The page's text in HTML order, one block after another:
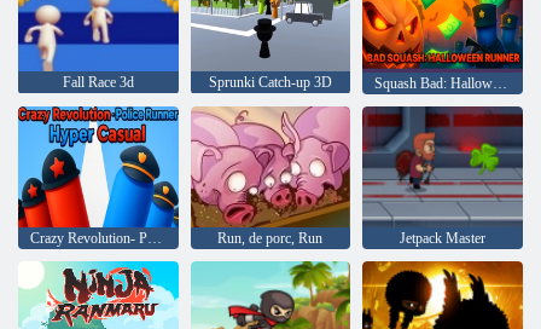
Fall Race 3d Sprunki Catch-up 3D Squash Bad: Halloween Runner
Crazy Revolution- Police Runner Hyper Casual Run, de porc, Run Jetpack Master